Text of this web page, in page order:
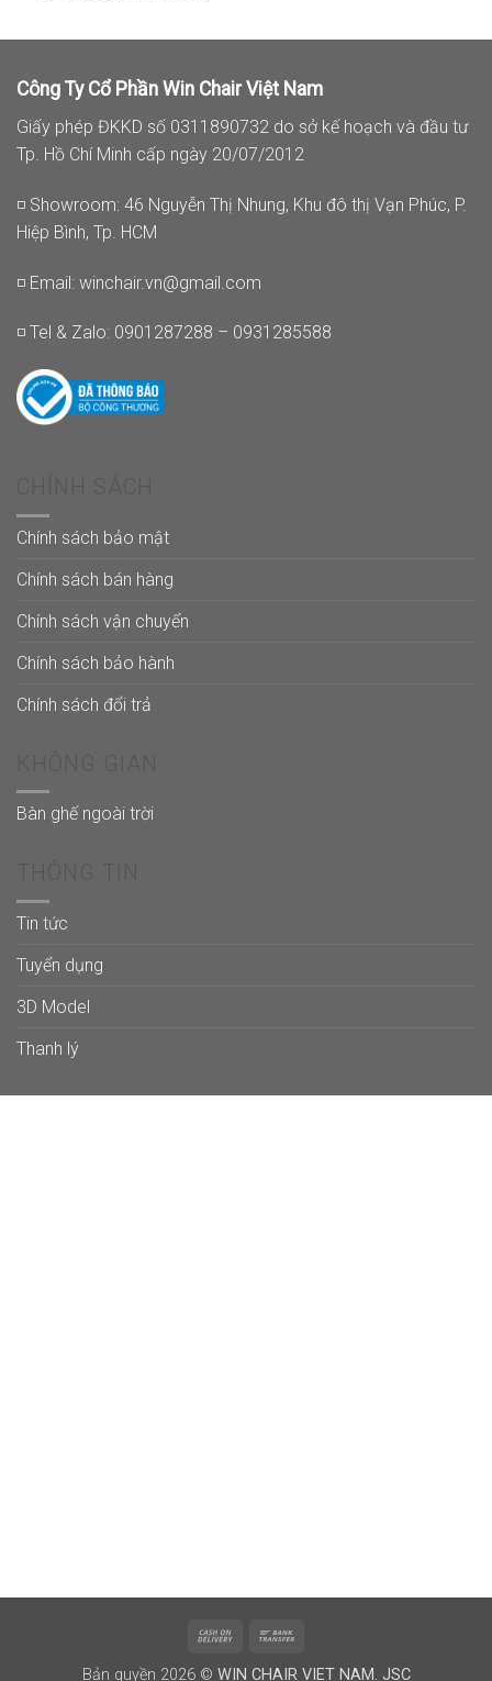
Công Ty Cổ Phần Win Chair Việt Nam
Giấy phép ĐKKD số 0311890732 do sở kế hoạch và đầu tư
Tp. Hồ Chí Minh cấp ngày 20/07/2012
◽ Showroom: 46 Nguyễn Thị Nhung, Khu đô thị Vạn Phúc, P.
Hiệp Bình, Tp. HCM
◽ Email: winchair.vn@gmail.com
◽ Tel & Zalo: 0901287288 – 0931285588
Chính sách bảo mật
Chính sách bán hàng
Chính sách vận chuyển
Chính sách bảo hành
Chính sách đổi trả
Bàn ghế ngoài trời
Tin tức
Tuyển dụng
3D Model
Thanh lý
Cash
Bản quyền 2026 © WIN CHAIR VIET NAM. JSC